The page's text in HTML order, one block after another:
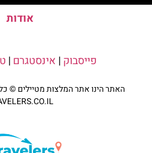
אודות
פייסבוק | אינסטגרם |
האתר הינו אתר המלצות מטיילים ©